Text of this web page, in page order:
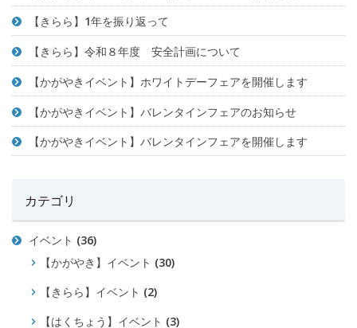
【きらら】1年を振り返って
【きらら】令和８年度 安全計画について
【かがやきイベント】ホワイトデーフェアを開催します
【かがやきイベント】バレンタインフェアのお知らせ
【かがやきイベント】バレンタインフェアを開催します
カテゴリ
イベント (36)
【かがやき】イベント (30)
【きらら】イベント (2)
【はくちょう】イベント (3)